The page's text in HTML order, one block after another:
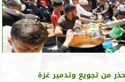
من تجويع وتدمير غزة